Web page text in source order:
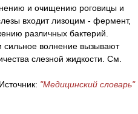
и очищению роговицы и
входит лизоцим - фермент,
различных бактерий.
сильное волнение вызывают
слезной жидкости. См.
Источник: "Медицинский словарь"